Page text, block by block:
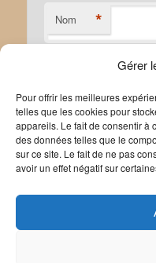
Gérer
Pour offrir les meilleures
telles que les cookies pour
appareils. Le fait de consentir à
des données telles que le
sur ce site. Le fait de ne pas
avoir un effet négatif sur
Nom *
E-mail *
Site web